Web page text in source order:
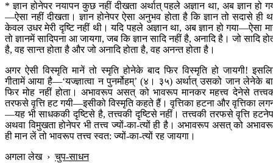
* ज्ञान होनेपर नयापन कुछ नहीं दीखता अर्थात् पहले अज्ञान था, अब ज्ञान हो
—ऐसा नहीं दीखता। ज्ञान होनेपर ऐसा अनुभव होता है कि ज्ञान तो सदासे ही
केवल उधर मेरी दृष्टि नहीं थी। यदि पहले अज्ञान था, अब ज्ञान हो गया—ऐसा
तो ज्ञानमें सादिपना आ जायगा, जब कि ज्ञान सादि नहीं है, अनादि है। जो सादि
है, वह सान्त होता है और जो अनादि होता है, वह अनन्त होता है।
अगर ऐसी विस्मृति मानें तो स्मृति होनेके बाद फिर विस्मृति हो जायगी!
गीतामें आया है—‘यज्ज्ञात्वा न पुनर्मोहम्’ (४। ३५) अर्थात् उसको जान लेनेके
फिर मोह नहीं होता। अभावरूप असत् को भावरूप मानकर महत्त्व देनेसे
तरफसे वृत्ति हट गयी—इसीको विस्मृति कहते हैं। वृत्तिका हटना और वृत्तिका
—यह भी साधककी दृष्टिसे है, तत्त्वकी दृष्टिसे नहीं। तत्त्वकी तरफसे वृत्ति
अथवा विमुखता होनेपर भी तत्त्व ज्यों-का-त्यों ही है। अभावरूप असत् को
ही मान लें तो भावरूप तत्त्व स्वत: ज्यों-का-त्यों रह जायगा।
अगला लेख›चुप-साधन